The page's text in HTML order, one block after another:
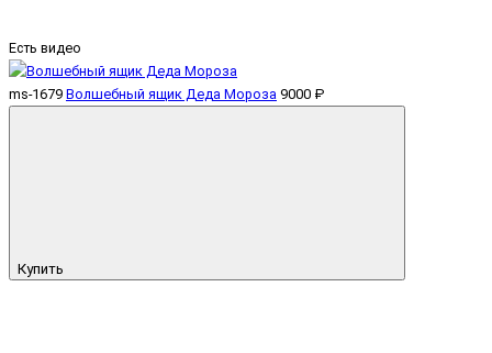
Есть видео
ms-1679 Волшебный ящик Деда Мороза 9000 ₽
Купить